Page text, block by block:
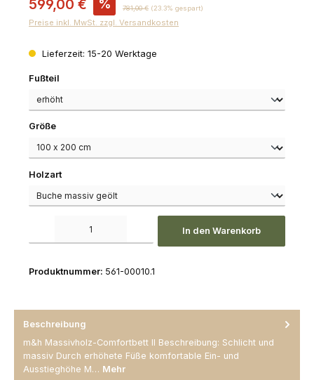
599,00 € % Regulärer Preis:
781,00 € (23.3% gespart)
Preise inkl. MwSt. zzgl. Versandkosten
Lieferzeit: 15-20 Werktage
Fußteil
Größeauswählen
Holzartauswählen
In den Warenkorb
Produktnummer: 561-00010.1
Beschreibung
m&h Massivholz-Comfortbett II Beschreibung: Schlicht und
massiv Durch erhöhete Füße komfortable Ein- und
Ausstieghöhe M… Mehr